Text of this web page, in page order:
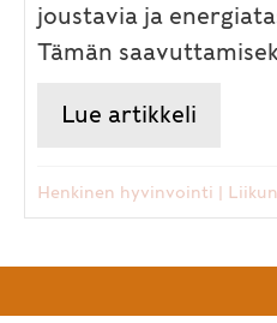
joustavia ja
Tämän
Lue artikkeli
Henkinen hyvinvointi |